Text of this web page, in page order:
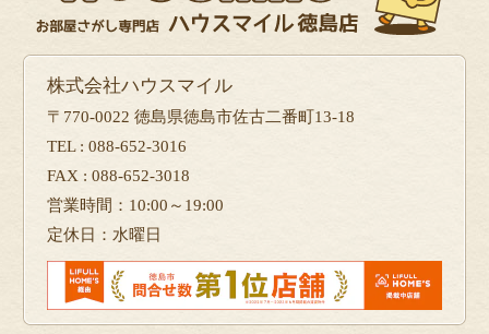
株式会社ハウスマイル
〒770-0022 徳島県徳島市佐古二番町13-18
TEL : 088-652-3016
FAX : 088-652-3018
営業時間：10:00～19:00
定休日：水曜日